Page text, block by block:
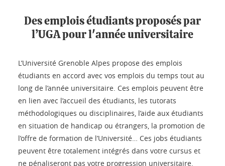
Des emplois étudiants proposés par
l’UGA pour l'année universitaire
L’Université Grenoble Alpes propose des emplois
étudiants en accord avec vos emplois du temps tout au
long de l’année universitaire. Ces emplois peuvent être
en lien avec l’accueil des étudiants, les tutorats
méthodologiques ou disciplinaires, l’aide aux étudiants
en situation de handicap ou étrangers, la promotion de
l’offre de formation de l’Université… Ces jobs étudiants
peuvent être totalement intégrés dans votre cursus et
ne pénaliseront pas votre progression universitaire.